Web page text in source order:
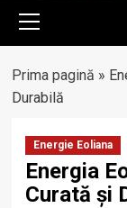
Menu
Prima pagină »
Durabilă
Energie Eoliana
Energia
Curată și